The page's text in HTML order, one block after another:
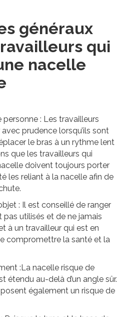
généraux
qui
nacelle
personne : Les travailleurs
prudence lorsqu’ils sont
le bras à un rythme lent
que les travailleurs qui
doivent toujours porter
les reliant à la nacelle afin de
: Il est conseillé de ranger
pas utilisés et de ne jamais
à un travailleur qui est en
compromettre la santé et la
:La nacelle risque de
étendu au-delà d’un angle sûr.
également un risque de